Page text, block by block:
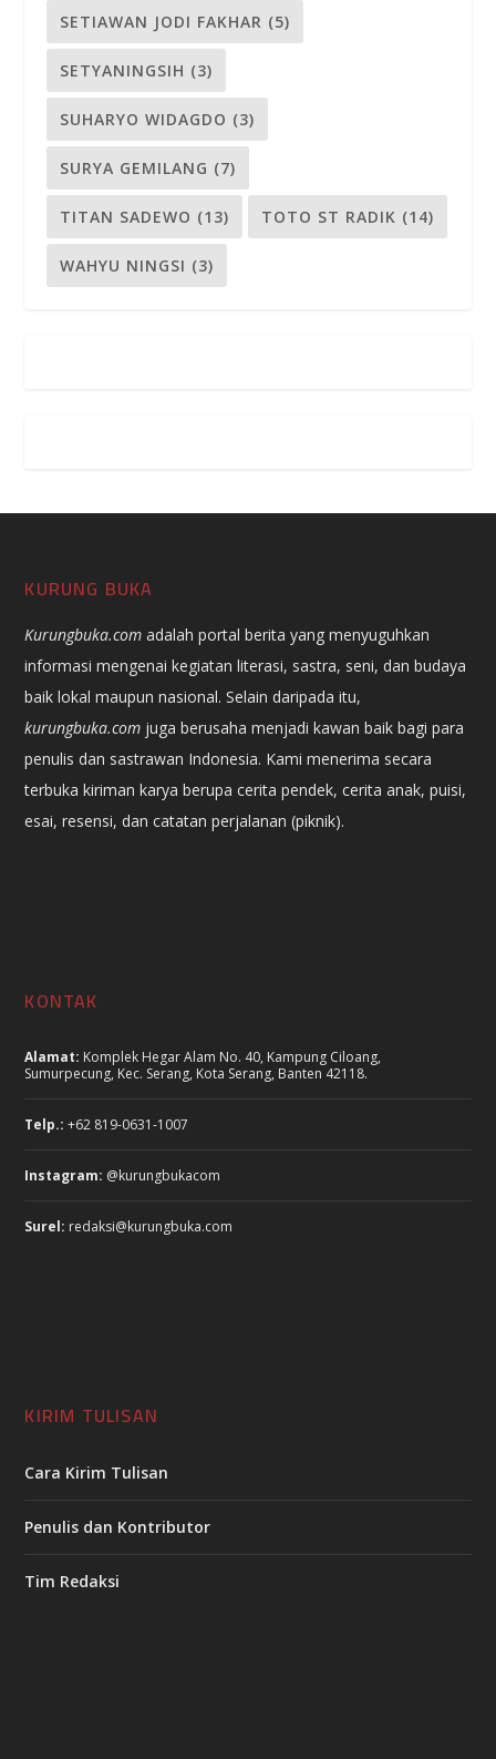
SETIAWAN JODI FAKHAR (5)
SETYANINGSIH (3)
SUHARYO WIDAGDO (3)
SURYA GEMILANG (7)
TITAN SADEWO (13) TOTO ST RADIK (14)
WAHYU NINGSI (3)
KURUNG BUKA
Kurungbuka.com adalah portal berita yang menyuguhkan
informasi mengenai kegiatan literasi, sastra, seni, dan budaya
baik lokal maupun nasional. Selain daripada itu,
kurungbuka.com juga berusaha menjadi kawan baik bagi para
penulis dan sastrawan Indonesia. Kami menerima secara
terbuka kiriman karya berupa cerita pendek, cerita anak, puisi,
esai, resensi, dan catatan perjalanan (piknik).
KONTAK
Alamat: Komplek Hegar Alam No. 40, Kampung Ciloang,
Sumurpecung, Kec. Serang, Kota Serang, Banten 42118.
Telp.: +62 819-0631-1007
Instagram: @kurungbukacom
Surel: redaksi@kurungbuka.com
KIRIM TULISAN
Cara Kirim Tulisan
Penulis dan Kontributor
Tim Redaksi